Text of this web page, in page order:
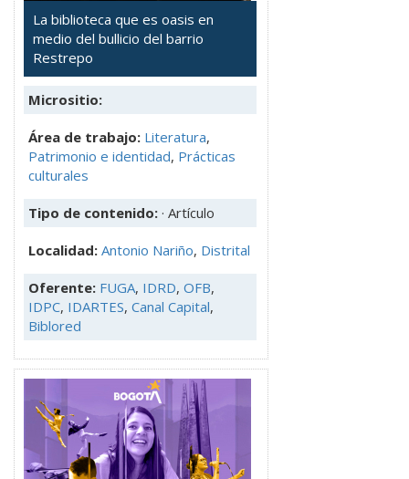
La biblioteca que es oasis en
medio del bullicio del barrio
Restrepo
Micrositio:
Área de trabajo: Literatura,
Patrimonio e identidad, Prácticas
culturales
Tipo de contenido: · Artículo
Localidad: Antonio Nariño, Distrital
Oferente: FUGA, IDRD, OFB,
IDPC, IDARTES, Canal Capital,
Biblored